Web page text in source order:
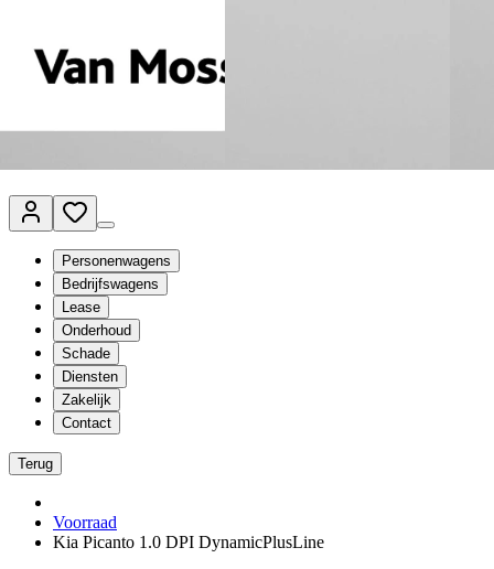
Vestigingen
Werkplaatsplanner
Vacatures
nl- Nederlands
Personenwagens
Bedrijfswagens
Lease
Onderhoud
Schade
Diensten
Zakelijk
Contact
Terug
Voorraad
Kia Picanto 1.0 DPI DynamicPlusLine